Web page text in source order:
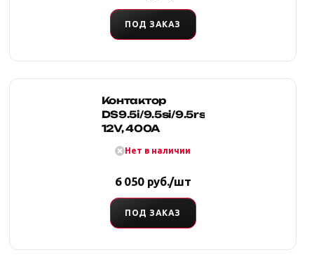
ПОД ЗАКАЗ
Контактор
DS9.5i/9.5si/9.5rsi
12V, 400A
Нет в наличии
6 050 руб./шт
ПОД ЗАКАЗ